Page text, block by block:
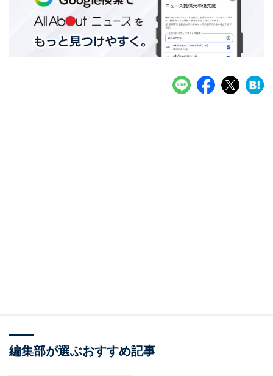
編集部が選ぶおすすめ記事